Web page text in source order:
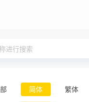
简体 繁体